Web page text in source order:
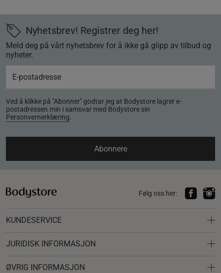
Nyhetsbrev! Registrer deg her!
Meld deg på vårt nyhetsbrev for å ikke gå glipp av tilbud og
nyheter.
Ved å klikke på "Abonner" godtar jeg at Bodystore lagrer e-
postadressen min i samsvar med Bodystore sin
Personvernerklæring.
Abonnere
Følg oss her:
KUNDESERVICE
JURIDISK INFORMASJON
ØVRIG INFORMASJON